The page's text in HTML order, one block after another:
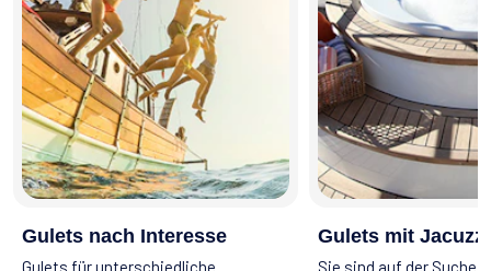
Gulets nach Interesse Gulets mit Jacuzzi